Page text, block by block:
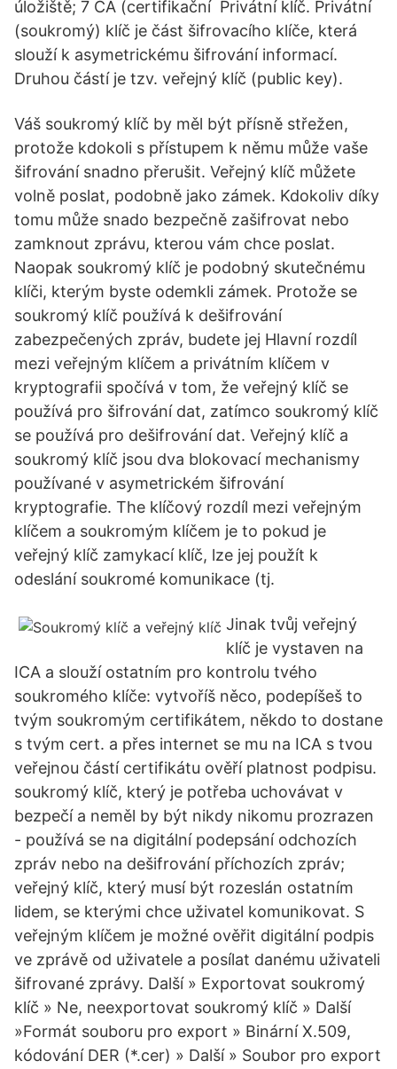
úložiště; 7 CA (certifikační Privátní klíč. Privátní
(soukromý) klíč je část šifrovacího klíče, která
slouží k asymetrickému šifrování informací.
Druhou částí je tzv. veřejný klíč (public key).
Váš soukromý klíč by měl být přísně střežen,
protože kdokoli s přístupem k němu může vaše
šifrování snadno přerušit. Veřejný klíč můžete
volně poslat, podobně jako zámek. Kdokoliv díky
tomu může snado bezpečně zašifrovat nebo
zamknout zprávu, kterou vám chce poslat.
Naopak soukromý klíč je podobný skutečnému
klíči, kterým byste odemkli zámek. Protože se
soukromý klíč používá k dešifrování
zabezpečených zpráv, budete jej Hlavní rozdíl
mezi veřejným klíčem a privátním klíčem v
kryptografii spočívá v tom, že veřejný klíč se
používá pro šifrování dat, zatímco soukromý klíč
se používá pro dešifrování dat. Veřejný klíč a
soukromý klíč jsou dva blokovací mechanismy
používané v asymetrickém šifrování
kryptografie. The klíčový rozdíl mezi veřejným
klíčem a soukromým klíčem je to pokud je
veřejný klíč zamykací klíč, lze jej použít k
odeslání soukromé komunikace (tj.
Jinak tvůj veřejný
klíč je vystaven na
ICA a slouží ostatním pro kontrolu tvého
soukromého klíče: vytvoříš něco, podepíšeš to
tvým soukromým certifikátem, někdo to dostane
s tvým cert. a přes internet se mu na ICA s tvou
veřejnou částí certifikátu ověří platnost podpisu.
soukromý klíč, který je potřeba uchovávat v
bezpečí a neměl by být nikdy nikomu prozrazen
- používá se na digitální podepsání odchozích
zpráv nebo na dešifrování příchozích zpráv;
veřejný klíč, který musí být rozeslán ostatním
lidem, se kterými chce uživatel komunikovat. S
veřejným klíčem je možné ověřit digitální podpis
ve zprávě od uživatele a posílat danému uživateli
šifrované zprávy. Další » Exportovat soukromý
klíč » Ne, neexportovat soukromý klíč » Další
»Formát souboru pro export » Binární X.509,
kódování DER (*.cer) » Další » Soubor pro export